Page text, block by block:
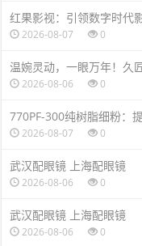
红果影视：引领数字时代
2026-08-07 0
温婉灵动，一眼万年！久
2026-08-06 0
770PF-300纯树脂细粉：
2026-08-07 0
武汉配眼镜 上海配眼镜
2026-08-06 0
武汉配眼镜 上海配眼镜
2026-08-06 0